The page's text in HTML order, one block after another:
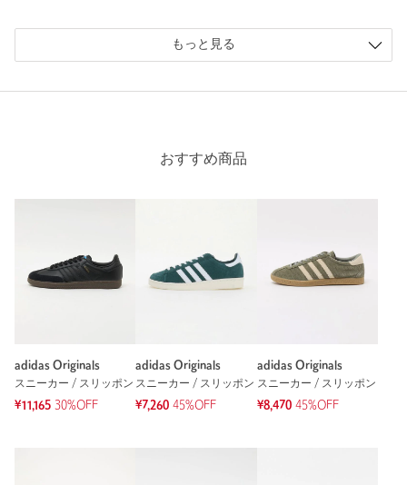
もっと見る
おすすめ商品
adidas Originals
スニーカー / スリッポン
¥11,165 30%OFF
adidas Originals
スニーカー / スリッポン
¥7,260 45%OFF
adidas Originals
スニーカー / スリッポン
¥8,470 45%OFF